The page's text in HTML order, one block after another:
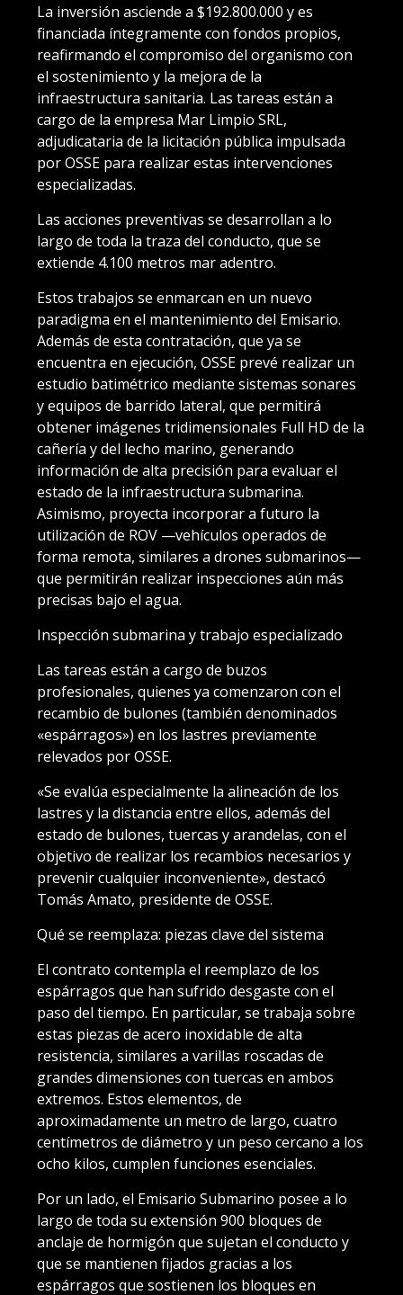
La inversión asciende a $192.800.000 y es
financiada íntegramente con fondos propios,
reafirmando el compromiso del organismo con
el sostenimiento y la mejora de la
infraestructura sanitaria. Las tareas están a
cargo de la empresa Mar Limpio SRL,
adjudicataria de la licitación pública impulsada
por OSSE para realizar estas intervenciones
especializadas.
Las acciones preventivas se desarrollan a lo
largo de toda la traza del conducto, que se
extiende 4.100 metros mar adentro.
Estos trabajos se enmarcan en un nuevo
paradigma en el mantenimiento del Emisario.
Además de esta contratación, que ya se
encuentra en ejecución, OSSE prevé realizar un
estudio batimétrico mediante sistemas sonares
y equipos de barrido lateral, que permitirá
obtener imágenes tridimensionales Full HD de la
cañería y del lecho marino, generando
información de alta precisión para evaluar el
estado de la infraestructura submarina.
Asimismo, proyecta incorporar a futuro la
utilización de ROV —vehículos operados de
forma remota, similares a drones submarinos—
que permitirán realizar inspecciones aún más
precisas bajo el agua.
Inspección submarina y trabajo especializado
Las tareas están a cargo de buzos
profesionales, quienes ya comenzaron con el
recambio de bulones (también denominados
«espárragos») en los lastres previamente
relevados por OSSE.
«Se evalúa especialmente la alineación de los
lastres y la distancia entre ellos, además del
estado de bulones, tuercas y arandelas, con el
objetivo de realizar los recambios necesarios y
prevenir cualquier inconveniente», destacó
Tomás Amato, presidente de OSSE.
Qué se reemplaza: piezas clave del sistema
El contrato contempla el reemplazo de los
espárragos que han sufrido desgaste con el
paso del tiempo. En particular, se trabaja sobre
estas piezas de acero inoxidable de alta
resistencia, similares a varillas roscadas de
grandes dimensiones con tuercas en ambos
extremos. Estos elementos, de
aproximadamente un metro de largo, cuatro
centímetros de diámetro y un peso cercano a los
ocho kilos, cumplen funciones esenciales.
Por un lado, el Emisario Submarino posee a lo
largo de toda su extensión 900 bloques de
anclaje de hormigón que sujetan el conducto y
que se mantienen fijados gracias a los
espárragos que sostienen los bloques en